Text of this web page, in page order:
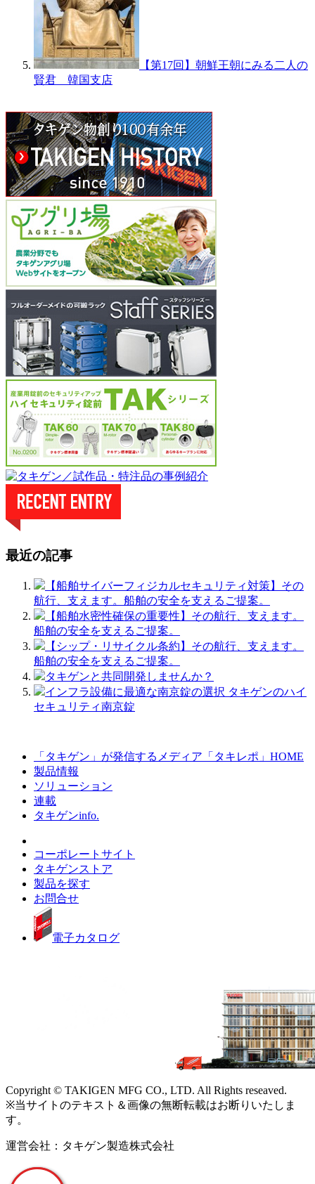
【第17回】朝鮮王朝にみる二人の
賢君 韓国支店
最近の記事
【船舶サイバーフィジカルセキュリティ対策】その
航行、支えます。船舶の安全を支えるご提案。
【船舶水密性確保の重要性】その航行、支えます。
船舶の安全を支えるご提案。
【シップ・リサイクル条約】その航行、支えます。
船舶の安全を支えるご提案。
タキゲンと共同開発しませんか？
インフラ設備に最適な南京錠の選択 タキゲンのハイ
セキュリティ南京錠
「タキゲン」が発信するメディア「タキレポ」HOME
製品情報
ソリューション
連載
タキゲンinfo.
コーポレートサイト
タキゲンストア
製品を探す
お問合せ
電子カタログ
Copyright © TAKIGEN MFG CO., LTD. All Rights reseaved.
※当サイトのテキスト＆画像の無断転載はお断りいたしま
す。
運営会社：タキゲン製造株式会社